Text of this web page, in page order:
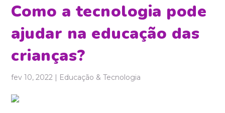
Como a tecnologia pode
ajudar na educação das
crianças?
fev 10, 2022 | Educação & Tecnologia